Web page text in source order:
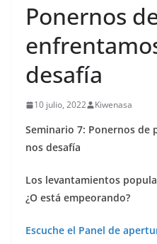
Ponernos
desafía
10 julio, 2022 Kiwenasa
Seminario 7: Ponernos de
nos desafía
Los levantamientos
¿O está empeorando?
Escuche el Panel de